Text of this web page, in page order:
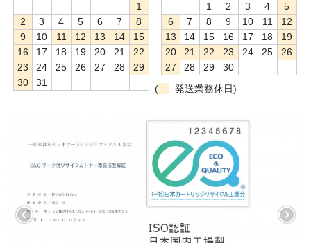
1
2
3 4 5 6 7
8
9
10 11 12 13 14
15
16
17 18 19 20 21
22
23
24 25 26 27 28
29
30
31
1
2 3 4
5
6
7 8 9 10 11
12
13
14 15 16 17 18
19
20
21 22 23 24 25
26
27
28 29
30
(
発送業務休日)